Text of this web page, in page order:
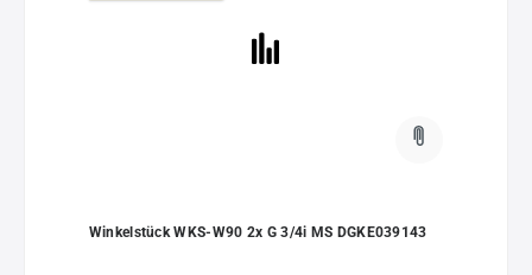
Winkelstück WKS-W90 2x G 3/4i MS DGKE039143